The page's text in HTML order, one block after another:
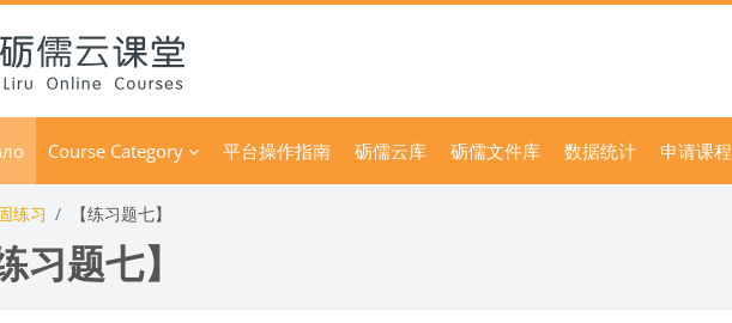
Course Category 平台操作指南 砺儒云库 砺儒文件库 数据统计 申请课程
练习 【练习题七】
习题七】